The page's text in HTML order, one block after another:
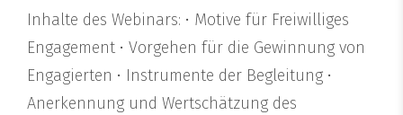
Inhalte des Webinars: • Motive für Freiwilliges
Engagement • Vorgehen für die Gewinnung von
Engagierten • Instrumente der Begleitung •
Anerkennung und Wertschätzung des